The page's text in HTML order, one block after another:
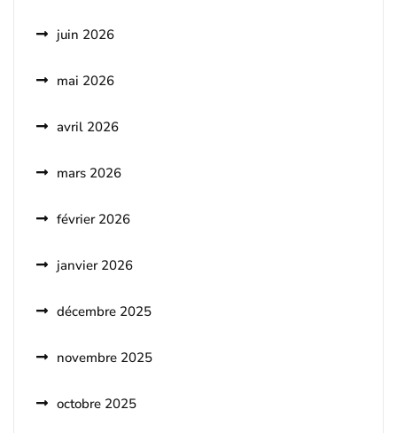
juin 2026
mai 2026
avril 2026
mars 2026
février 2026
janvier 2026
décembre 2025
novembre 2025
octobre 2025